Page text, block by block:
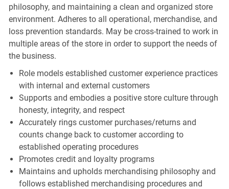
philosophy, and maintaining a clean and organized store
environment. Adheres to all operational, merchandise, and
loss prevention standards. May be cross-trained to work in
multiple areas of the store in order to support the needs of
the business.
Role models established customer experience practices
with internal and external customers
Supports and embodies a positive store culture through
honesty, integrity, and respect
Accurately rings customer purchases/returns and
counts change back to customer according to
established operating procedures
Promotes credit and loyalty programs
Maintains and upholds merchandising philosophy and
follows established merchandising procedures and